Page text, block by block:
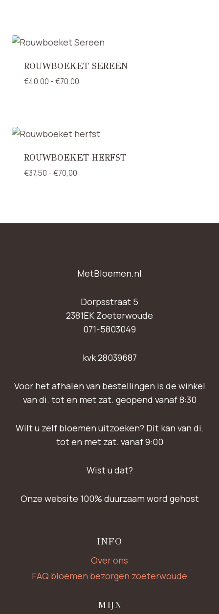
ROUWBOEKET SEREEN
€40,00 -€70,00
ROUWBOEKET HERFST
€37,50 -€70,00
MetBloemen.nl
Dorpsstraat 5
2381EK Zoeterwoude
071-5803049
kvk 28039687
Voor het afhalen van bestellingen is de winkel
van di. tot en met zat. geopend vanaf 8:30
Wilt u zelf bloemen uitzoeken? Dit kan van di.
tot en met zat. vanaf 9:00
Wist u dat?
Onze website 100% duurzaam word gehost
INFO
Over ons
FAQ bloemen bezorgen zoeterwoude
MIJN